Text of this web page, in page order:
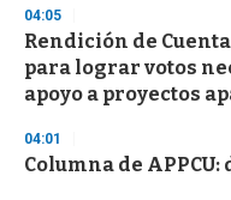
d
s
04:05
Rendición de
para lograr votos
apoyo a proyectos
04:01
Columna de APPCU: